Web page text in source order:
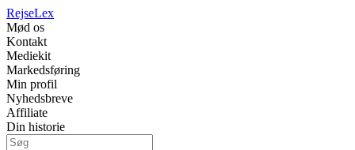
RejseLex
Mød os
Kontakt
Mediekit
Markedsføring
Min profil
Nyhedsbreve
Affiliate
Din historie